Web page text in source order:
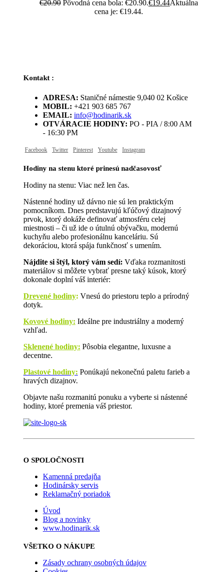
€20.90 Pôvodná cena bola: €20.90.€19.44Aktuálna
cena je: €19.44.
Kontakt :
ADRESA: Staničné námestie 9,040 02 Košice
MOBIL: +421 903 685 767
EMAIL: info@hodinarik.sk
OTVÁRACIE HODINY: PO - PIA / 8:00 AM
- 16:30 PM
Facebook Twitter Pinterest Youtube Instagram
Hodiny na stenu ktoré prinesú nadčasovosť
Hodiny na stenu: Viac než len čas.
Nástenné hodiny už dávno nie sú len praktickým
pomocníkom. Dnes predstavujú kľúčový dizajnový
prvok, ktorý dokáže definovať atmosféru celej
miestnosti – či už ide o útulnú obývačku, modernú
kuchyňu alebo profesionálnu kanceláriu. Sú
dekoráciou, ktorá spája funkčnosť s umením.
Nájdite si štýl, ktorý vám sedí: Vďaka rozmanitosti
materiálov si môžete vybrať presne taký kúsok, ktorý
dokonale doplní váš interiér:
Drevené hodiny: Vnesú do priestoru teplo a prírodný
dotyk.
Kovové hodiny: Ideálne pre industriálny a moderný
vzhľad.
Sklenené hodiny: Pôsobia elegantne, luxusne a
decentne.
Plastové hodiny: Ponúkajú nekonečnú paletu farieb a
hravých dizajnov.
Objavte našu rozmanitú ponuku a vyberte si nástenné
hodiny, ktoré premenia váš priestor.
O SPOLOČNOSTI
Kamenná predajňa
Hodinársky servis
Reklamačný poriadok
Úvod
Blog a novinky
www.hodinarik.sk
VŠETKO O NÁKUPE
Zásady ochrany osobných údajov